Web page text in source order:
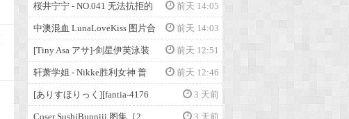
桜井宁宁 - NO.041 无法抗拒的 前天 14:05
中澳混血 LunaLoveKiss 图片合 前天 14:03
[Tiny Asa アサ]-剑星伊芙泳装 前天 12:51
轩萧学姐 - Nikke胜利女神 普 前天 12:46
[ありすほりっく][fantia-4176 3 天前
Coser SushiBunniii 图集［2 3 天前